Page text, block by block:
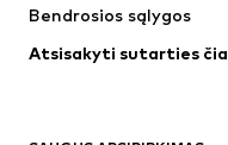
Apatiniai
Paltai
Bendrosios sąlygos
Atsisakyti sutarties čia